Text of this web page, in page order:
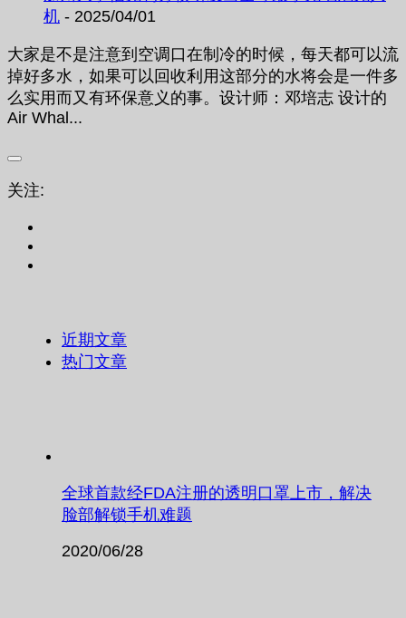
机 - 2025/04/01
大家是不是注意到空调口在制冷的时候，每天都可以流
掉好多水，如果可以回收利用这部分的水将会是一件多
么实用而又有环保意义的事。设计师：邓培志 设计的
Air Whal...
关注:
近期文章
热门文章
全球首款经FDA注册的透明口罩上市，解决
脸部解锁手机难题
2020/06/28